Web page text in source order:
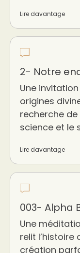
Lire davantage
2- Notre
Une
origines
recherche
science et le
Lire davantage
003- Alpha
Une
relit l’histoire
création